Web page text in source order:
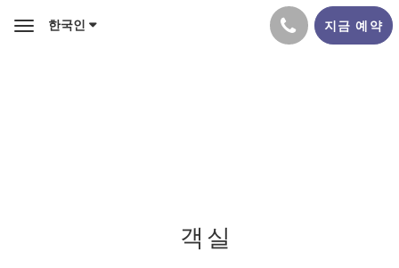
Toggle한국인 지금 예약
객실